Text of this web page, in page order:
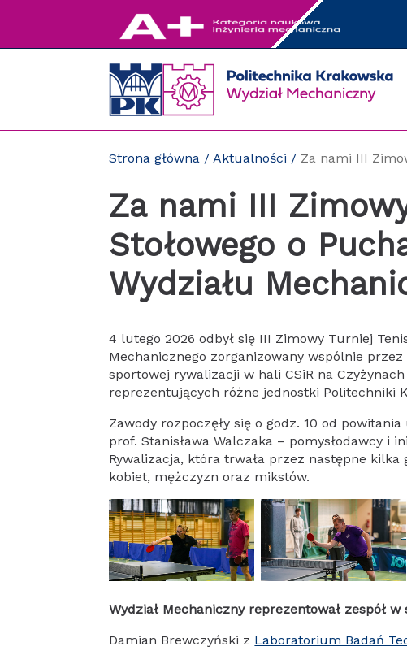
Strona główna /Aktualności / Za nami III
Za nami III
Stołowego o
Wydziału
4 lutego 2026 odbył się III Zimowy Turniej
Mechanicznego zorganizowany wspólnie
sportowej rywalizacji w hali CSiR na
reprezentujących różne jednostki Politechniki
Zawody rozpoczęły się o godz. 10 od
prof. Stanisława Walczaka – pomysłodawcy i
Rywalizacja, która trwała przez następne
kobiet, mężczyzn oraz mikstów.
Wydział Mechaniczny reprezentował zespół w
Damian Brewczyński z Laboratorium Badań